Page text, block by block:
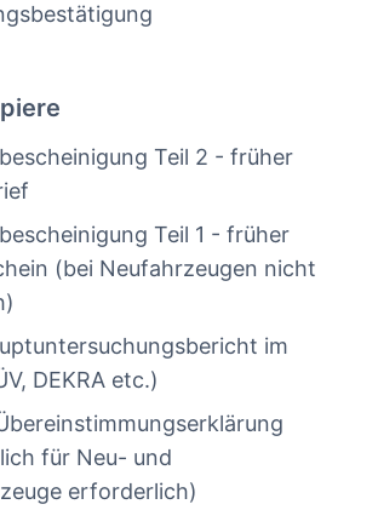
Teil 2 - früher
Teil 1 - früher
(bei Neufahrzeugen nicht
im
DEKRA etc.)
für Neu- und
erforderlich)